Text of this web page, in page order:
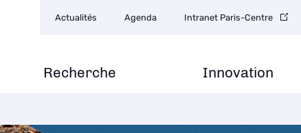
Recherche Innovation
secondaire
Actualités Agenda Intranet Paris-Centre